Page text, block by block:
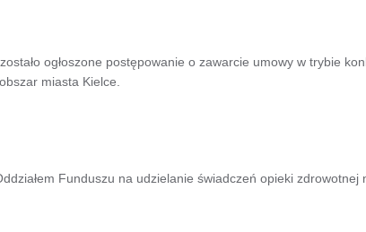
ogłoszone postępowanie o zawarcie umowy w trybie
miasta Kielce.
Funduszu na udzielanie świadczeń opieki zdrowotnej